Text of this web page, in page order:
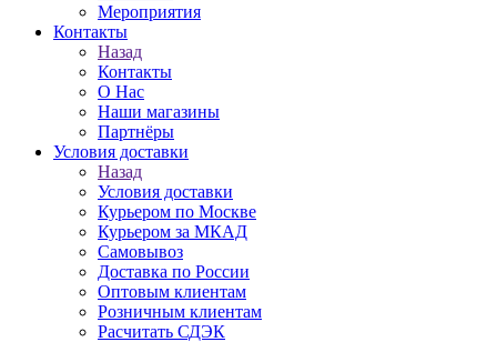
Мероприятия
Контакты
Назад
Контакты
О Нас
Наши магазины
Партнёры
Условия доставки
Назад
Условия доставки
Курьером по Москве
Курьером за МКАД
Самовывоз
Доставка по России
Оптовым клиентам
Розничным клиентам
Расчитать СДЭК